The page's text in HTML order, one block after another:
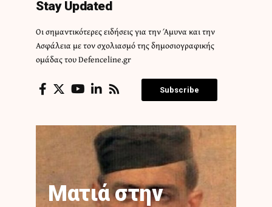
Stay Updated
Οι σημαντικότερες ειδήσεις για την Άμυνα και την
Ασφάλεια με τον σχολιασμό της δημοσιογραφικής
ομάδας του Defenceline.gr
Subscribe
Ματιά στην